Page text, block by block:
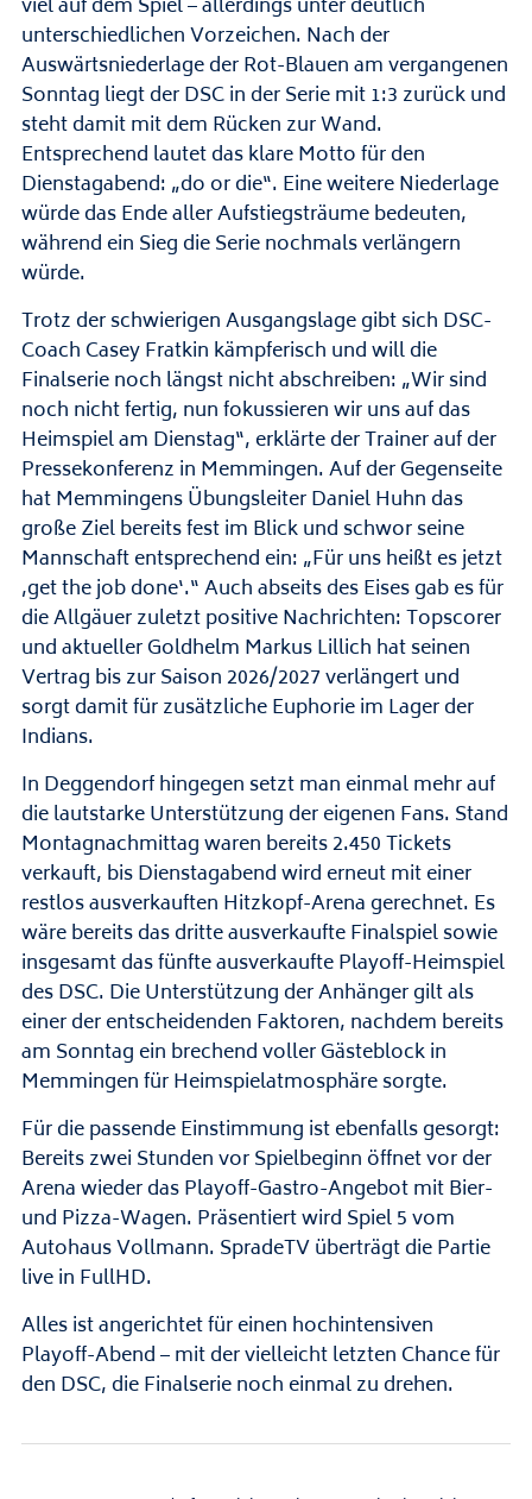
viel auf dem Spiel – allerdings unter deutlich
unterschiedlichen Vorzeichen. Nach der
Auswärtsniederlage der Rot-Blauen am vergangenen
Sonntag liegt der DSC in der Serie mit 1:3 zurück und
steht damit mit dem Rücken zur Wand.
Entsprechend lautet das klare Motto für den
Dienstagabend: „do or die“. Eine weitere Niederlage
würde das Ende aller Aufstiegsträume bedeuten,
während ein Sieg die Serie nochmals verlängern
würde.
Trotz der schwierigen Ausgangslage gibt sich DSC-
Coach Casey Fratkin kämpferisch und will die
Finalserie noch längst nicht abschreiben: „Wir sind
noch nicht fertig, nun fokussieren wir uns auf das
Heimspiel am Dienstag“, erklärte der Trainer auf der
Pressekonferenz in Memmingen. Auf der Gegenseite
hat Memmingens Übungsleiter Daniel Huhn das
große Ziel bereits fest im Blick und schwor seine
Mannschaft entsprechend ein: „Für uns heißt es jetzt
‚get the job done‘.“ Auch abseits des Eises gab es für
die Allgäuer zuletzt positive Nachrichten: Topscorer
und aktueller Goldhelm Markus Lillich hat seinen
Vertrag bis zur Saison 2026/2027 verlängert und
sorgt damit für zusätzliche Euphorie im Lager der
Indians.
In Deggendorf hingegen setzt man einmal mehr auf
die lautstarke Unterstützung der eigenen Fans. Stand
Montagnachmittag waren bereits 2.450 Tickets
verkauft, bis Dienstagabend wird erneut mit einer
restlos ausverkauften Hitzkopf-Arena gerechnet. Es
wäre bereits das dritte ausverkaufte Finalspiel sowie
insgesamt das fünfte ausverkaufte Playoff-Heimspiel
des DSC. Die Unterstützung der Anhänger gilt als
einer der entscheidenden Faktoren, nachdem bereits
am Sonntag ein brechend voller Gästeblock in
Memmingen für Heimspielatmosphäre sorgte.
Für die passende Einstimmung ist ebenfalls gesorgt:
Bereits zwei Stunden vor Spielbeginn öffnet vor der
Arena wieder das Playoff-Gastro-Angebot mit Bier-
und Pizza-Wagen. Präsentiert wird Spiel 5 vom
Autohaus Vollmann. SpradeTV überträgt die Partie
live in FullHD.
Alles ist angerichtet für einen hochintensiven
Playoff-Abend – mit der vielleicht letzten Chance für
den DSC, die Finalserie noch einmal zu drehen.